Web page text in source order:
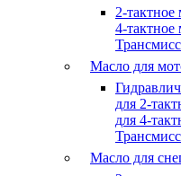
2-
4-тактное
Масло для
для 2-
для 4-
Масло для